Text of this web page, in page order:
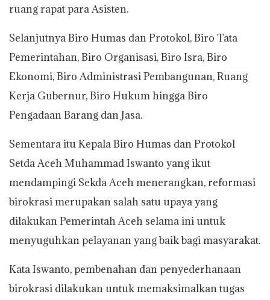
ruang rapat para Asisten.
Selanjutnya Biro Humas dan Protokol, Biro Tata
Pemerintahan, Biro Organisasi, Biro Isra, Biro
Ekonomi, Biro Administrasi Pembangunan, Ruang
Kerja Gubernur, Biro Hukum hingga Biro
Pengadaan Barang dan Jasa.
Sementara itu Kepala Biro Humas dan Protokol
Setda Aceh Muhammad Iswanto yang ikut
mendampingi Sekda Aceh menerangkan, reformasi
birokrasi merupakan salah satu upaya yang
dilakukan Pemerintah Aceh selama ini untuk
menyuguhkan pelayanan yang baik bagi masyarakat.
Kata Iswanto, pembenahan dan penyederhanaan
birokrasi dilakukan untuk memaksimalkan tugas